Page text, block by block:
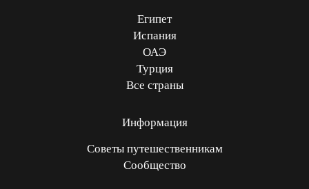
Египет
Испания
ОАЭ
Турция
Все страны
Информация
Советы путешественникам
Сообщество